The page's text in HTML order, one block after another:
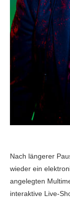
Nach längerer
wieder ein
angelegten
interaktive Live-